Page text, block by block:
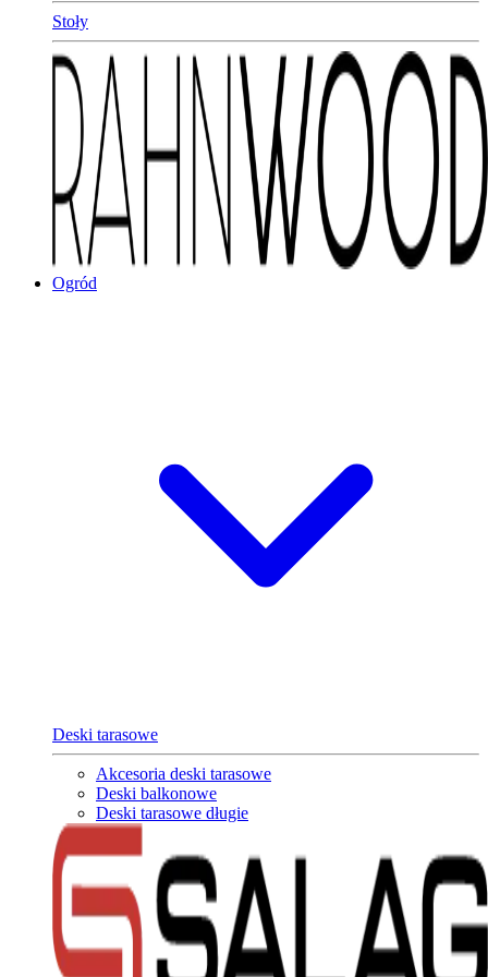
Stoły
Ogród
Deski tarasowe
Akcesoria deski tarasowe
Deski balkonowe
Deski tarasowe długie